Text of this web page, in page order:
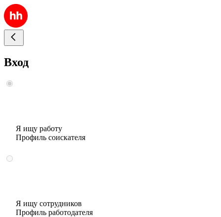
Вход
Я ищу работу
Профиль соискателя
Я ищу сотрудников
Профиль работодателя